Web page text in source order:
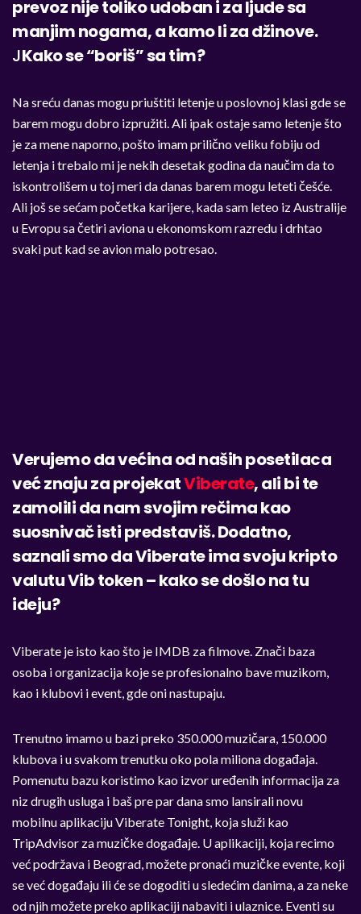
prevoz nije toliko udoban i za ljude sa
manjim nogama, a kamo li za džinove.
JKako se “boriš” sa tim?
Na sreću danas mogu priuštiti letenje u poslovnoj klasi gde se
barem mogu dobro izpružiti. Ali ipak ostaje samo letenje što
je za mene naporno, pošto imam prilično veliku fobiju od
letenja i trebalo mi je nekih desetak godina da naučim da to
iskontrolišem u toj meri da danas barem mogu leteti češće.
Ali još se sećam početka karijere, kada sam leteo iz Australije
u Evropu sa četiri aviona u ekonomskom razredu i drhtao
svaki put kad se avion malo potresao.
Verujemo da većina od naših posetilaca
već znaju za projekatViberate, ali bi te
zamolili da nam svojim rečima kao
suosnivač isti predstaviš. Dodatno,
saznali smo da Viberate ima svoju kripto
valutu Vib token – kako se došlo na tu
ideju?
Viberate je isto kao što je IMDB za filmove. Znači baza
osoba i organizacija koje se profesionalno bave muzikom,
kao i klubovi i event, gde oni nastupaju.
Trenutno imamo u bazi preko 350.000 muzičara, 150.000
klubova i u svakom trenutku oko pola miliona događaja.
Pomenutu bazu koristimo kao izvor uređenih informacija za
niz drugih usluga i baš pre par dana smo lansirali novu
mobilnu aplikaciju Viberate Tonight, koja služi kao
TripAdvisor za muzičke događaje. U aplikaciji, koja recimo
već podržava i Beograd, možete pronaći muzičke evente, koji
se već događaju ili će se dogoditi u sledećim danima, a za neke
od njih možete preko aplikaciji nabaviti i ulaznice. Eventi su